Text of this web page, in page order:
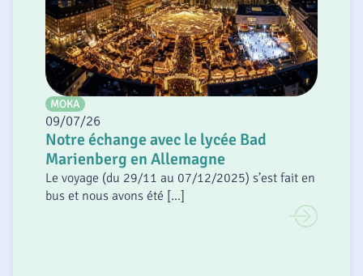
MOKA
09/07/26
Notre échange avec le lycée Bad
Marienberg en Allemagne
Le voyage (du 29/11 au 07/12/2025) s’est fait en
bus et nous avons été [...]